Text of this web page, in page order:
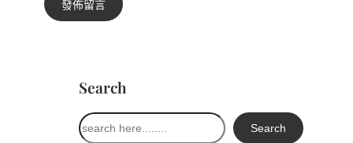
Search
搜
尋
Search